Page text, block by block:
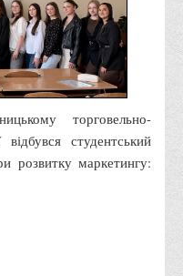
технологій
торговельно-
студентський
розвитку маркетингу: